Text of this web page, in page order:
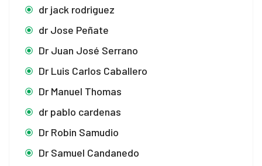
dr jack rodriguez
dr Jose Peñate
Dr Juan José Serrano
Dr Luis Carlos Caballero
Dr Manuel Thomas
dr pablo cardenas
Dr Robin Samudio
Dr Samuel Candanedo